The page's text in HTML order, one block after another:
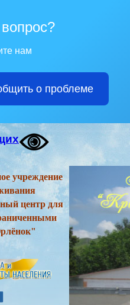
нам
о проблеме
учреждение
центр для